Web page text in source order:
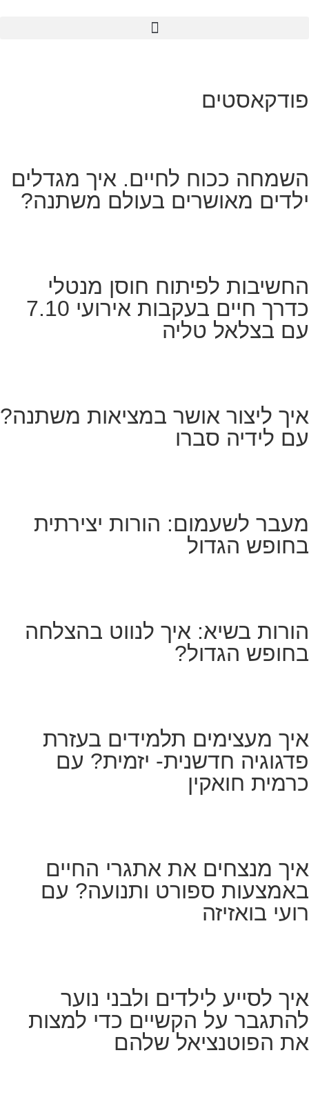
פודקאסטים
השמחה ככוח לחיים. איך מגדלים
ילדים מאושרים בעולם משתנה?
החשיבות לפיתוח חוסן מנטלי
כדרך חיים בעקבות אירועי 7.10
עם בצלאל טליה
איך ליצור אושר במציאות משתנה?
עם לידיה סברו
מעבר לשעמום: הורות יצירתית
בחופש הגדול
הורות בשיא: איך לנווט בהצלחה
בחופש הגדול?
איך מעצימים תלמידים בעזרת
פדגוגיה חדשנית- יזמית? עם
כרמית חואקין
איך מנצחים את אתגרי החיים
באמצעות ספורט ותנועה? עם
רועי בואזיזה
איך לסייע לילדים ולבני נוער
להתגבר על הקשיים כדי למצות
את הפוטנציאל שלהם